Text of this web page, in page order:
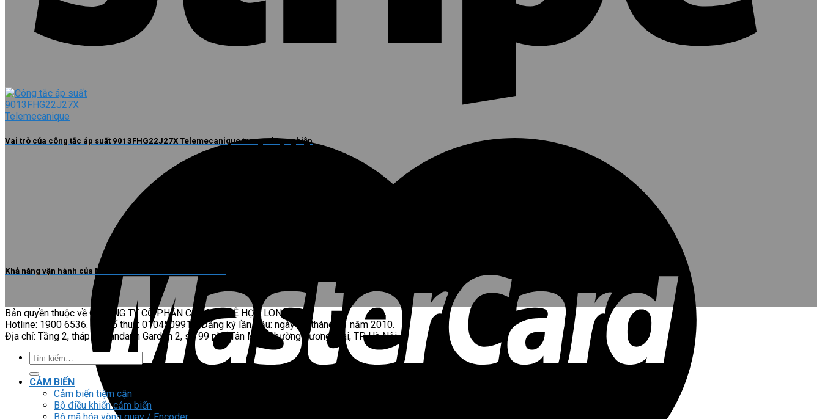
Vai trò của công tắc áp suất 9013FHG22J27X Telemecanique trong công nghiệp
Khả năng vận hành của Module PLC NH-0008ETP NiSTRO
Bản quyền thuộc về © CÔNG TY CỔ PHẦN CÔNG NGHỆ HỢP LONG.
Hotline: 1900 6536. Mã số thuế: 0104509916. Đăng ký lần đầu: ngày 05 tháng 03 năm 2010.
Địa chỉ: Tầng 2, tháp A Mandarin Garden 2, số 99 phố Tân Mai, Phường Tương Mai, TP. Hà Nội.
Tìm
CẢM BIẾN
Cảm biến tiệm cận
Bộ điều khiển cảm biến